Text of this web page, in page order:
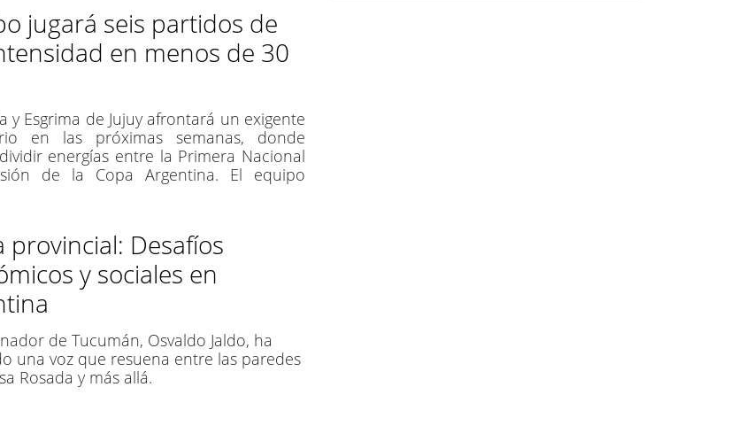
jugará seis partidos de
en menos de 30
y Esgrima de Jujuy afrontará un exigente
en las próximas semanas, donde
energías entre la Primera Nacional
de la Copa Argentina. El equipo
maratón de partidos, viajes y
clave en menos de un mes.
provincial: Desafíos
y sociales en
de Tucumán, Osvaldo Jaldo, ha
una voz que resuena entre las paredes
Rosada y más allá.